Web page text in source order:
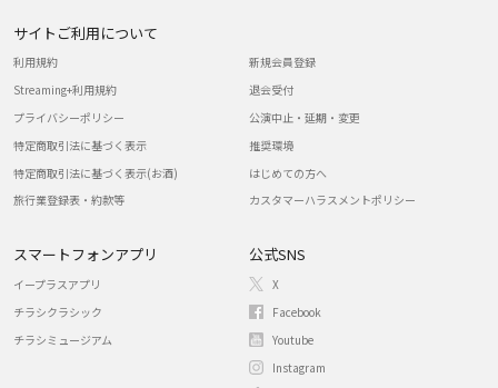
サイトご利用について
利用規約
Streaming+利用規約
プライバシーポリシー
特定商取引法に基づく表示
特定商取引法に基づく表示(お酒)
旅行業登録表・約款等
新規会員登録
退会受付
公演中止・延期・変更
推奨環境
はじめての方へ
カスタマーハラスメントポリシー
スマートフォンアプリ
イープラスアプリ
チラシクラシック
チラシミュージアム
公式SNS
X
Facebook
Youtube
Instagram